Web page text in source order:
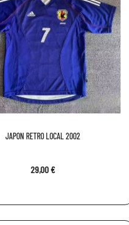
JAPON RETRO LOCAL 2002
29,00 €